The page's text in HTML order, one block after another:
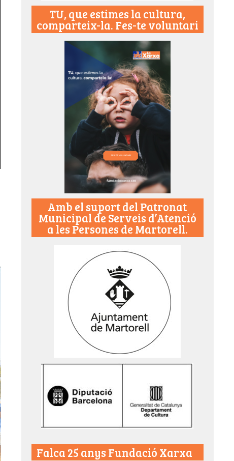
TU, que estimes la cultura,
comparteix-la. Fes-te voluntari
Amb el suport del Patronat
Municipal de Serveis d’Atenció
a les Persones de Martorell.
Falca 25 anys Fundació Xarxa